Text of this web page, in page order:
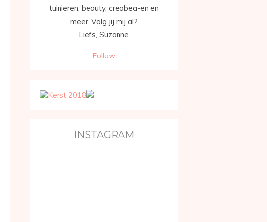
tuinieren, beauty, creabea-en en
meer. Volg jij mij al?
Liefs, Suzanne
Follow
INSTAGRAM